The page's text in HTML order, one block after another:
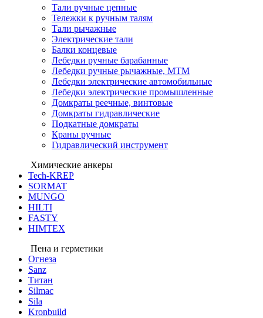
Тали ручные цепные
Тележки к ручным талям
Тали рычажные
Электрические тали
Балки концевые
Лебедки ручные барабанные
Лебедки ручные рычажные, МТМ
Лебедки электрические автомобильные
Лебедки электрические промышленные
Домкраты реечные, винтовые
Домкраты гидравлические
Подкатные домкраты
Краны ручные
Гидравлический инструмент
Химические анкеры
Tech-KREP
SORMAT
MUNGO
HILTI
FASTY
HIMTEX
Пена и герметики
Огнеза
Sanz
Титан
Silmac
Sila
Kronbuild